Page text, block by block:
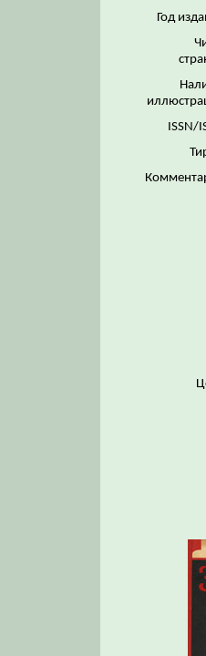
Год
ISSN/